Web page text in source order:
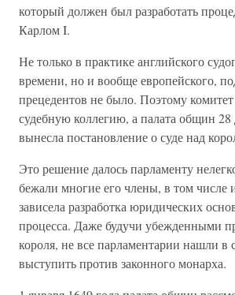
который должен был разработать
Карлом I.
Не только в практике английского
времени, но и вообще европейского,
прецедентов не было. Поэтому
судебную коллегию, а палата общин 28
вынесла постановление о суде над
Это решение далось парламенту
бежали многие его члены, в том числе
зависела разработка юридических
процесса. Даже будучи убежденными
короля, не все парламентарии нашли в
выступить против законного монарха.